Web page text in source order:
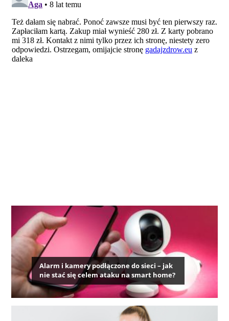
Alarm i kamery podłączone do sieci – jak
nie stać się celem ataku na smart home?